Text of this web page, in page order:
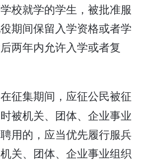
校就学的学生，被批准服
期间保留入学资格或者学
两年内允许入学或者复
征集期间，应征公民被征
被机关、团体、企业事业
用的，应当优先履行服兵
关、团体、企业事业组织